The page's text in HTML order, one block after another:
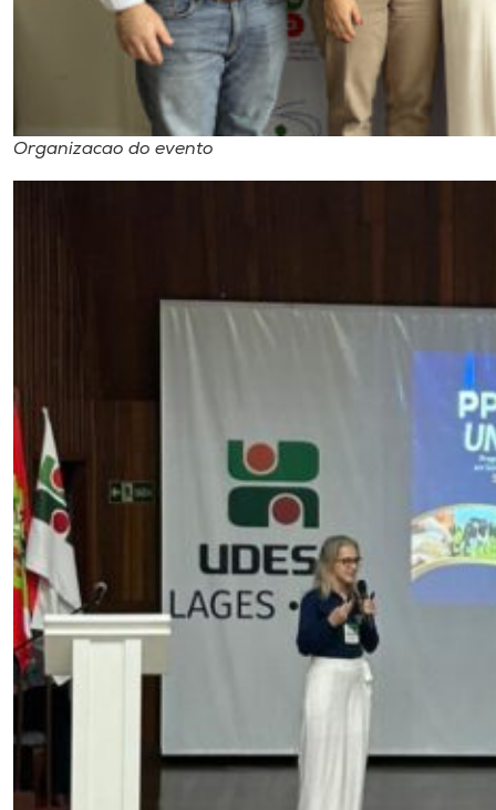
Organizacao do evento